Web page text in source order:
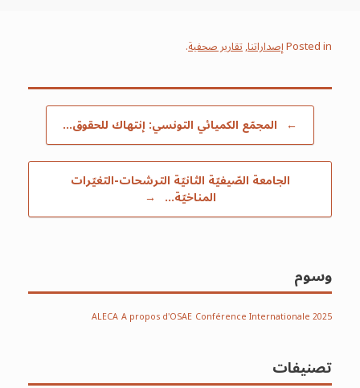
Posted inإصداراتنا,تقارير صحفية.
Post navigation
← المجمّع الكميائي التونسي: إنتهاك للحقوق…
الجامعة الصّيفيّة الثانيّة الترشحات-التغيّرات
المناخيّة… →
وسوم
ALECAA propos d'OSAE Conférence Internationale 2025
تصنيفات